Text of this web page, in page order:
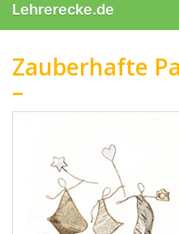
Lehrerecke.de
Zauberhafte
–